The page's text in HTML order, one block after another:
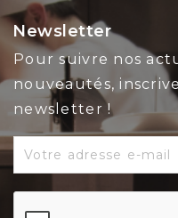
Newsletter
Pour suivre nos
nouveautés,
newsletter !